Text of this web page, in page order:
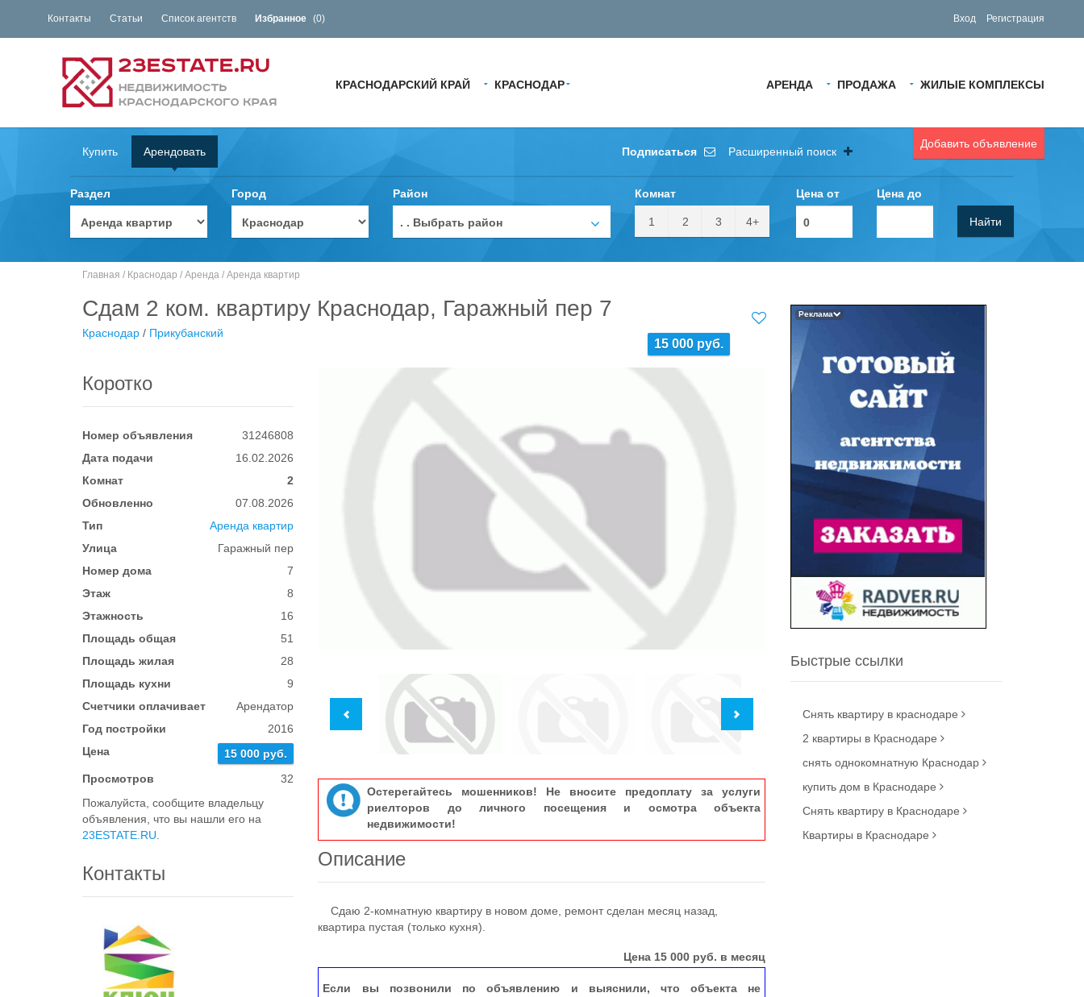
Контакты Статьи Список агентств Избранное (0) Вход Регистрация
АРЕНДА ПРОДАЖА ЖИЛЫЕ КОМПЛЕКСЫ
КРАСНОДАРСКИЙ КРАЙ КРАСНОДАР
Добавить объявление
Купить Арендовать Подписаться Расширенный поиск
Раздел Город Район
. . Выбрать район
Комнат
1 2 3 4+
Цена от Цена до
Найти
Главная / Краснодар / Аренда / Аренда квартир
Сдам 2 ком. квартиру Краснодар, Гаражный пер 7
15 000 руб.
Краснодар / Прикубанский
Коротко
Номер объявления
31246808
Дата подачи
16.02.2026
Комнат
2
Обновленно
07.08.2026
Тип
Аренда квартир
Улица
Гаражный пер
Номер дома
7
Этаж
8
Этажность
16
Площадь общая
51
Площадь жилая
28
Площадь кухни
9
Счетчики оплачивает
Арендатор
Год постройки
2016
Цена
15 000 руб.
Просмотров
32
Пожалуйста, сообщите владельцу
объявления, что вы нашли его на
23ESTATE.RU
Контакты
Остерегайтесь мошенников! Не вносите предоплату за услуги
риелторов до личного посещения и осмотра объекта
недвижимости!
Описание
Сдаю 2-комнатную квартиру в новом доме, ремонт сделан месяц назад,
квартира пустая (только кухня).
Цена 15 000 руб. в месяц
Если вы позвонили по объявлению и выяснили, что объекта не
Реклама
Быстрые ссылки
Снять квартиру в краснодаре
2 квартиры в Краснодаре
снять однокомнатную Краснодар
купить дом в Краснодаре
Снять квартиру в Краснодаре
Квартиры в Краснодаре